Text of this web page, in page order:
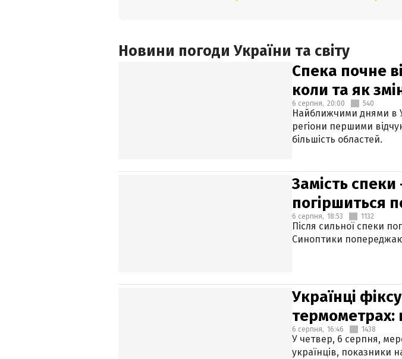
Новини погоди України та світу
Спека почне
коли та як
6 серпня, 20:00 540
Найближчими днями в
регіони першими
більшість областей.
Замість спеки
погіршиться
6 серпня, 18:53 1132
Після сильної спеки
Синоптики
Українці
термометрах:
6 серпня, 16:46 1438
У четвер, 6 серпня,
українців, показники